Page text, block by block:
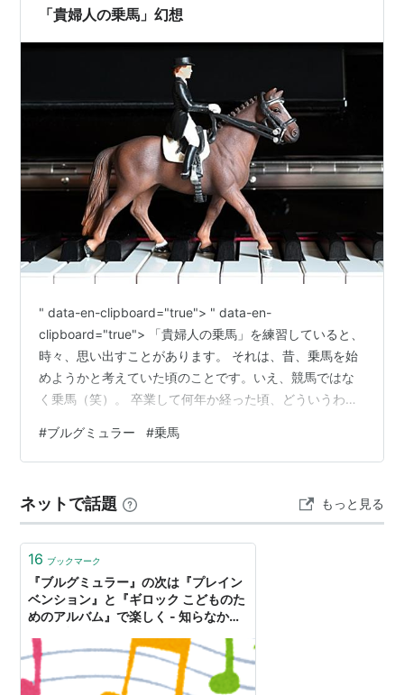
「貴婦人の乗馬」幻想
" data-en-clipboard="true"> " data-en-
clipboard="true"> 「貴婦人の乗馬」を練習していると、
時々、思い出すことがあります。 それは、昔、乗馬を始
めようかと考えていた頃のことです。いえ、競馬ではな
く乗馬（笑）。 卒業して何年か経った頃、どういうわけ
馬学校に通うことを考えました。ちょうどいい具合に近
い場所に馬場があったのでした。 しかし、当時は80㎏以
と考え、まず、減量することにしました。 ところが、そ
う簡単には痩せられず、そのうち、馬は馬でも鉄…
#ブルグミュラー #乗馬
ネットで話題 もっと見る
16 ブックマーク
『ブルグミュラー』の次は『プレイン
ベンション』と『ギロック こどものた
めのアルバム』で楽しく - 知らなかっ